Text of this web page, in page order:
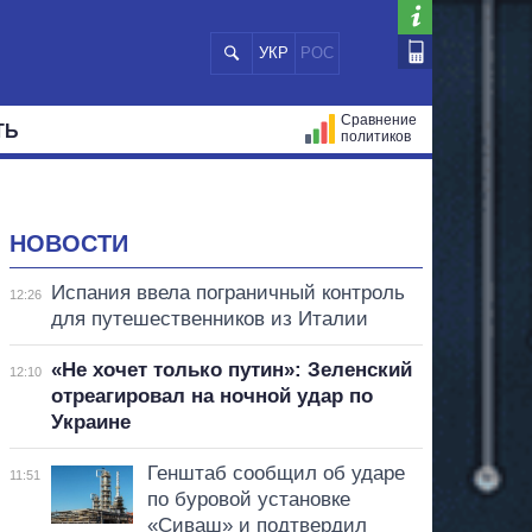
УКР РОС
Сравнение
политиков
НОВОСТИ
12:26
Испания ввела пограничный контроль
для путешественников из Италии
12:10
«Не хочет только путин»: Зеленский
отреагировал на ночной удар по
Украине
11:51
Генштаб сообщил об ударе
по буровой установке
«Сиваш» и подтвердил